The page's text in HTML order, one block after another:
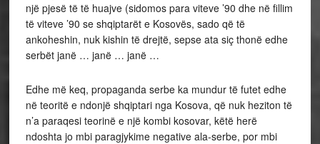
një pjesë të të huajve (sidomos para viteve ’90 dhe në fillim
të viteve ’90 se shqiptarët e Kosovës, sado që të
ankoheshin, nuk kishin të drejtë, sepse ata siç thonë edhe
serbët janë … janë … janë …
Edhe më keq, propaganda serbe ka mundur të futet edhe
në teoritë e ndonjë shqiptari nga Kosova, që nuk heziton të
n’a paraqesi teorinë e një kombi kosovar, këtë herë
ndoshta jo mbi paragjykime negative ala-serbe, por mbi